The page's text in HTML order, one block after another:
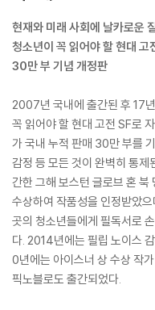
현재와 미래 사회에 날카로운
청소년이 꼭 읽어야 할 현대 고
30만 부 기념 개정판
2007년 국내에 출간된 후 17
꼭 읽어야 할 현대 고전 SF로
가 국내 누적 판매 30만 부를
감정 등 모든 것이 완벽히 통
간한 그해 보스턴 글로브 혼
수상하여 작품성을 인정받았
곳의 청소년들에게 필독서로
다. 2014년에는 필립 노이스
0년에는 아이스너 상 수상 작
픽노블로도 출간되었다.